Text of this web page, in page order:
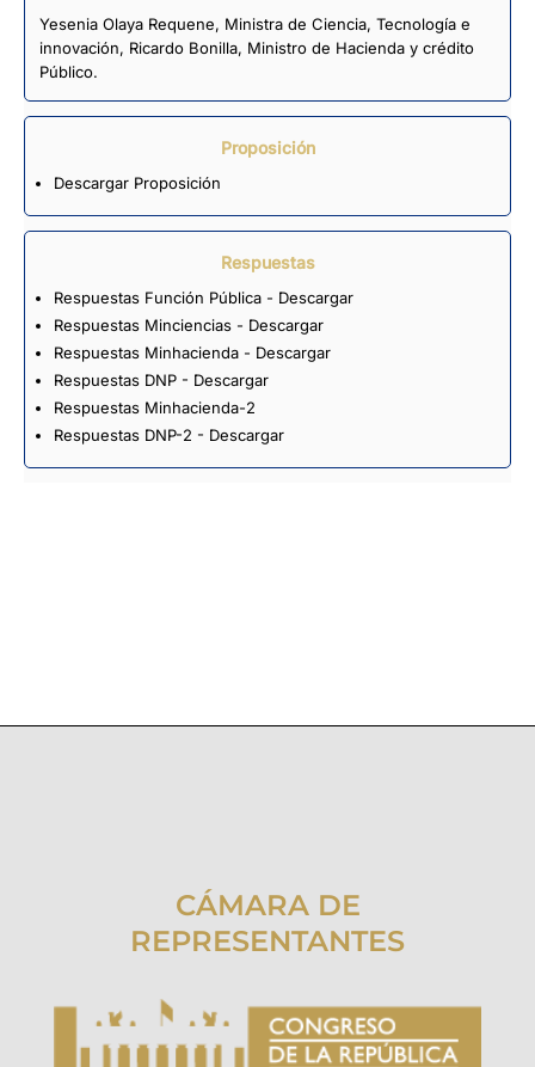
Yesenia Olaya Requene, Ministra de Ciencia, Tecnología e
innovación, Ricardo Bonilla, Ministro de Hacienda y crédito
Público.
Proposición
Descargar Proposición
Respuestas
Respuestas Función Pública - Descargar
Respuestas Minciencias - Descargar
Respuestas Minhacienda - Descargar
Respuestas DNP - Descargar
Respuestas Minhacienda-2
Respuestas DNP-2 - Descargar
CÁMARA DE
REPRESENTANTES